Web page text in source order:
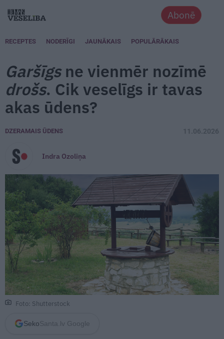
Abonē
RECEPTES NODERĪGI JAUNĀKAIS POPULĀRĀKAIS
Garšīgsne vienmēr nozīmē
drošs. Cik veselīgs ir tavas
akas ūdens?
DZERAMAIS ŪDENS 11.06.2026
Indra Ozoliņa
Foto: Shutterstock
Seko Santa.lv Google